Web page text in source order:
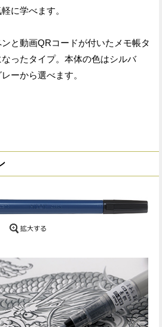
に学べます。
と動画QRコードが付いたメモ帳タ
ったタイプ。本体の色はシルバ
ーから選べます。